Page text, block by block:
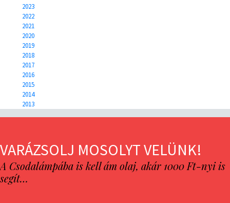
2023
2022
2021
2020
2019
2018
2017
2016
2015
2014
2013
VARÁZSOLJ MOSOLYT VELÜNK!
A Csodalámpába is kell ám olaj, akár 1000 Ft-nyi is
segít…